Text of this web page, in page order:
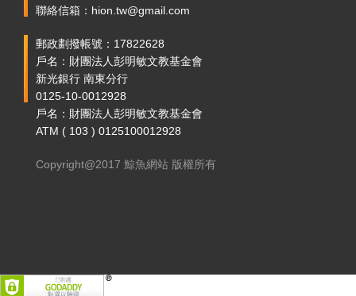
聯絡信箱：hion.tw@gmail.com
郵政劃撥帳號：17822628
戶名：財團法人彭明敏文教基金會
新光銀行 南東分行
0125-10-0012928
戶名：財團法人彭明敏文教基金會
ATM ( 103 ) 0125100012928
Copyright@2017 鯨魚網站 版權所有